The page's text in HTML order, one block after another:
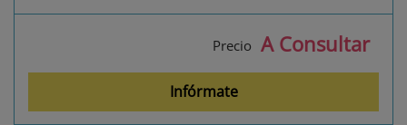
Precio A Consultar
Infórmate